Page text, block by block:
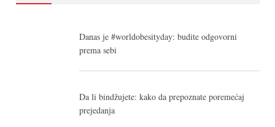
Danas je #worldobesityday: budite odgovorni
prema sebi
Da li bindžujete: kako da prepoznate poremećaj
prejedanja